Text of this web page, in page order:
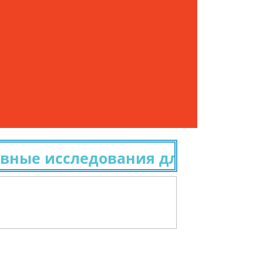
исследования для получения